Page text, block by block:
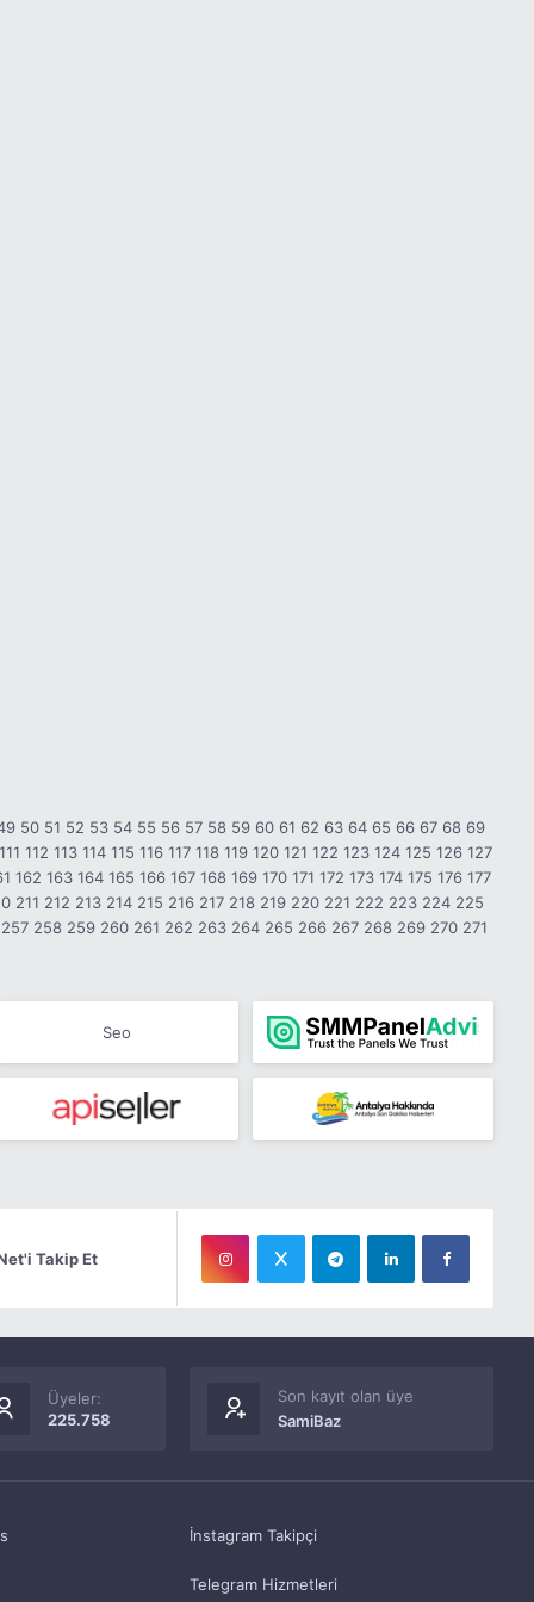
50 51 52 53 54 55 56 57 58 59 60 61 62 63 64 65 66 67 68 69
111 112 113 114 115 116 117 118 119 120 121 122 123 124 125 126 127
162 163 164 165 166 167 168 169 170 171 172 173 174 175 176 177
211 212 213 214 215 216 217 218 219 220 221 222 223 224 225
257 258 259 260 261 262 263 264 265 266 267 268 269 270 271
Seo
Takip Et
Üyeler:
225.758
Son kayıt olan üye
SamiBaz
İnstagram Takipçi
Telegram Hizmetleri